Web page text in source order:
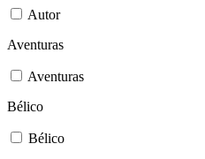
Autor
Aventuras
Aventuras
Bélico
Bélico